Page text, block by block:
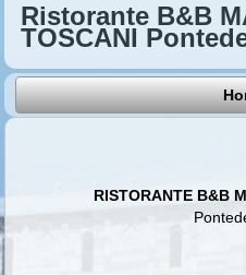
Ristorante B&B
TOSCANI
RISTORANTE B&B